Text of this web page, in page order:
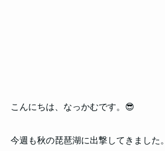
こんにちは、なっかむです。😎
今週も秋の琵琶湖に出撃してきました。